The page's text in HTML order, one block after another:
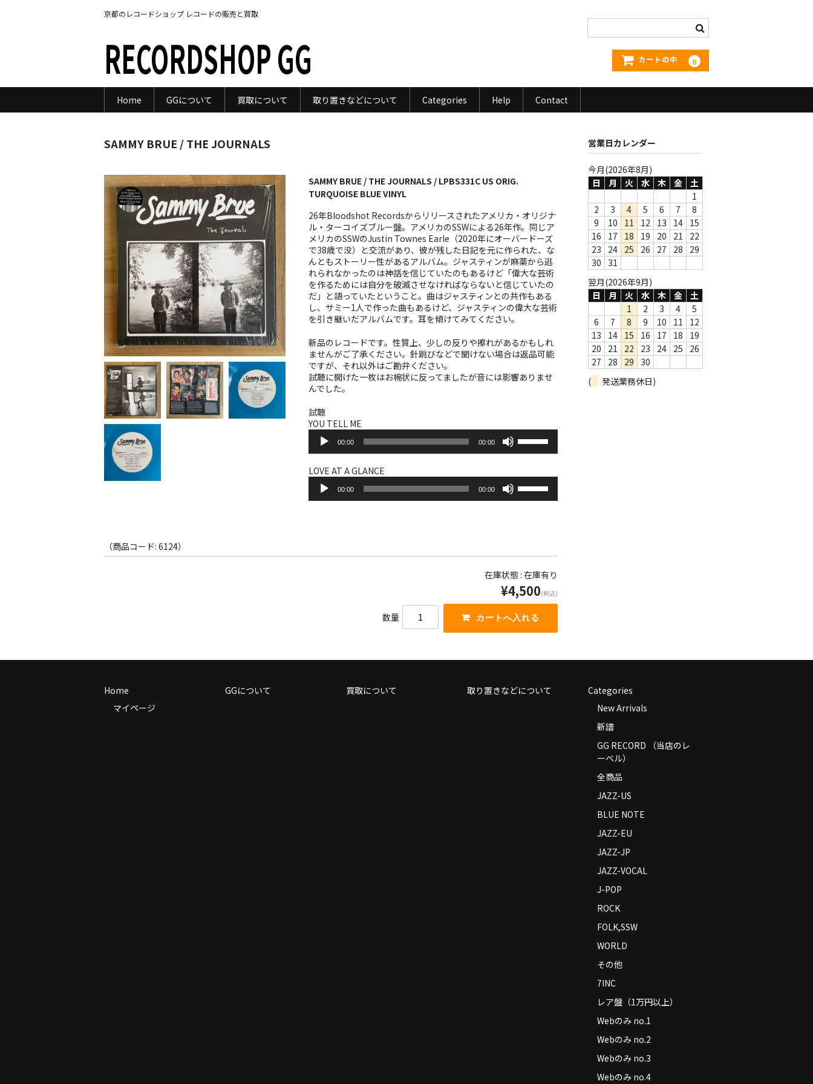
京都のレコードショップ レコードの販売と買取
RECORDSHOP GG カートの中 0
Home GGについて 買取について 取り置きなどについて Categories Help Contact
SAMMY BRUE / THE JOURNALS
SAMMY BRUE / THE JOURNALS / LPBS331C US ORIG.
TURQUOISE BLUE VINYL
26年Bloodshot Recordsからリリースされたアメリカ・オリジナ
ル・ターコイズブルー盤。アメリカのSSWによる26年作。同じア
メリカのSSWのJustin Townes Earle（2020年にオーバードーズ
で38歳で没）と交流があり、彼が残した日記を元に作られた、な
んともストーリー性があるアルバム。ジャスティンが麻薬から逃
れられなかったのは神話を信じていたのもあるけど「偉大な芸術
を作るためには自分を破滅させなければならないと信じていたの
だ」と語っていたということ。曲はジャスティンとの共作もある
し、サミー1人で作った曲もあるけど、ジャスティンの偉大な芸術
を引き継いだアルバムです。耳を傾けてみてください。
新品のレコードです。性質上、少しの反りや擦れがあるかもしれ
ませんがご了承ください。針跳びなどで聞けない場合は返品可能
ですが、それ以外はご勘弁ください。
試聴に開けた一枚はお椀状に反ってましたが音には影響ありませ
んでした。
試聴
YOU TELL ME
プ
レ
ー
ー
00:00 00:00
リ
調
節
印
ー
を
使
い。
LOVE AT A GLANCE
プ
00:00 00:00
リ
は
上
下
印
キ
て
（商品コード: 6124）
在庫状態 : 在庫有り
¥4,500(税込)
数量
営業日カレンダー
今月(2026年8月)
日
月 火 水 木 金
土
1
2
3 4 5 6 7
8
9
10 11 12 13 14 15
16
17 18 19 20 21
22
23
24 25 26 27 28
29
30
31
翌月(2026年9月)
日
月 火 水 木 金
土
1
2 3 4
5
6
7 8 9 10 11
12
13
14 15 16 17 18
19
20
21 22 23 24 25
26
27
28 29
30
(
発送業務休日)
Home
マイページ
GGについて 買取について 取り置きなどについて
Categories
New Arrivals
新譜
GG RECORD （当店のレ
ーベル）
全商品
JAZZ-US
BLUE NOTE
JAZZ-EU
JAZZ-JP
JAZZ-VOCAL
J-POP
ROCK
FOLK,SSW
WORLD
その他
7INC
レア盤（1万円以上）
Webのみ no.1
Webのみ no.2
Webのみ no.3
Webのみ no.4